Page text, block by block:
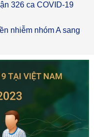
326 ca COVID-19
nhiễm nhóm A sang